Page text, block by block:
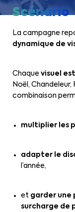
Scénario
La campagne
dynamique de
Chaque visuel
Noël,
combinaison
multiplier les
adapter le
l’année,
et garder une
surcharge de